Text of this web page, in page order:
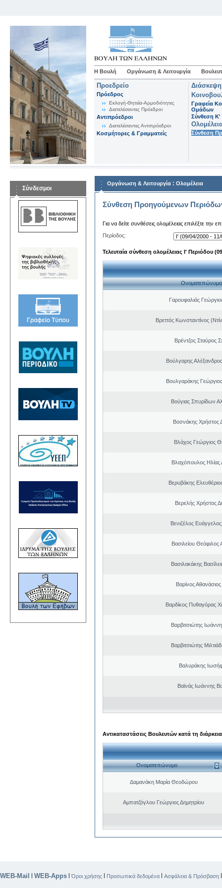
Η Βουλή Οργάνωση & Λειτουργία
Προεδρείο
Πρόεδρος
Εκλογή-Θητεία-Αρμοδιότητες
Διατελέσαντες Πρόεδροι
Αντιπρόεδροι
Διατελέσαντες Αντιπρόεδροι
Κοσμήτορες & Γραμματείς
Γραφεία
Ομάδων
Σύνθεση K'
Σύνθεση
Σύνδεσμοι
Οργάνωση & Λειτουργία : Ολομέλεια
Σύνθεση Προηγούμενων
Για να δείτε συνθέσεις ολομέλειας επιλέξτε την
Περίοδος:
Τελευταία σύνθεση ολομέλειας Ι' Περιόδου
Ονοματεπώνυμο
Γαρουφαλιάς
Βρεττός Κωνσταντίνος
Βρέντζος Σταύρος
Βούλγαρης
Βουλγαράκης
Βούγιας Σπυρίδων
Βοσνάκης Χρήστος
Βλάχος Γεώργιος
Βλαχόπουλος Ηλίας
Βερυβάκης
Βερελής Χρήστος
Βενιζέλος
Βασιλείου Θεόφιλος
Βασιλακάκης
Βαρίνος
Βαρδίκος Πυθαγόρας
Βαρβιτσιώτης
Βαρβιτσιώτης
Βαλυράκης
Βαϊνάς Ιωάννης
Αντικαταστάσεις Βουλευτών κατά τη
Ονοματεπώνυμο
Δαμανάκη Μαρία Θεοδώρου
Αμπατζόγλου Γεώργιος Δημητρίου
WEB-Mail | WEB-Apps |Όροι χρήσης | Προσωπικά δεδομένα | Ασφάλεια & Πρόσβαση